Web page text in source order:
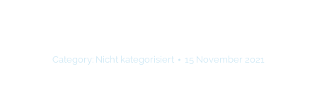
Category: Nicht kategorisiert 15 November 2021